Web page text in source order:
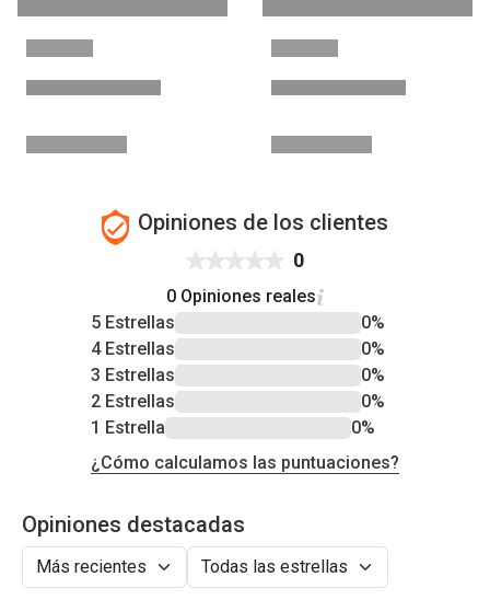
Opiniones de los clientes
0
0 Opiniones reales
5 Estrellas
0%
4 Estrellas
0%
3 Estrellas
0%
2 Estrellas
0%
1 Estrella
0%
¿Cómo calculamos las puntuaciones?
Opiniones destacadas